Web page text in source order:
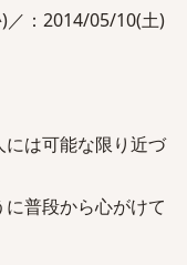
／：2014/05/10(土)
は可能な限り近づ
普段から心がけて